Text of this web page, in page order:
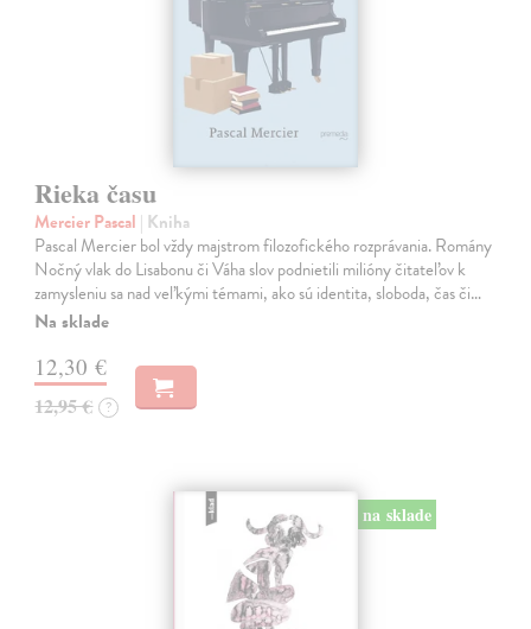
Rieka času
Mercier Pascal | Kniha
Pascal Mercier bol vždy majstrom filozofického rozprávania. Romány
Nočný vlak do Lisabonu či Váha slov podnietili milióny čitateľov k
zamysleniu sa nad veľkými témami, ako sú identita, sloboda, čas či…
Na sklade
12,30 €
12,95 € ?
na sklade